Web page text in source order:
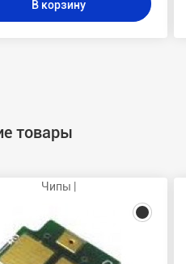
В корзину
товары
Чипы |